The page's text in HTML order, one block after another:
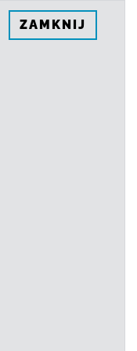
ZAMKNIJ